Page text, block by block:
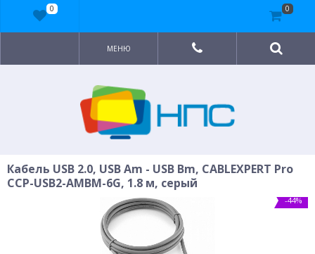
МЕНЮ
Кабель USB 2.0, USB Am - USB Bm, CABLEXPERT Pro
CCP-USB2-AMBM-6G, 1.8 м, серый
-44%
0 0